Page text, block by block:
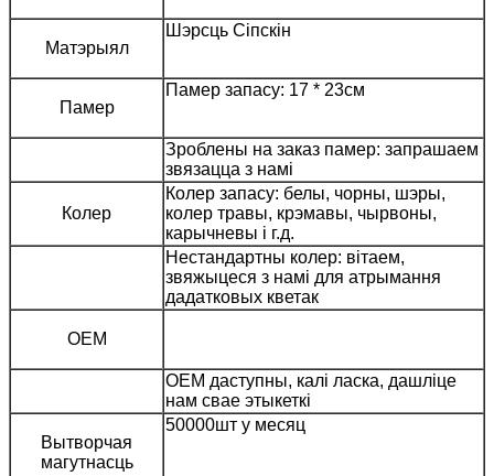
Матэрыял
Шэрсць Сіпскін
Памер
Памер запасу: 17 * 23см
Зроблены на заказ памер: запрашаем
звязацца з намі
Колер
Колер запасу: белы, чорны, шэры,
колер травы, крэмавы, чырвоны,
карычневы і г.д.
Нестандартны колер: вітаем,
звяжыцеся з намі для атрымання
дадатковых кветак
OEM
OEM даступны, калі ласка, дашліце
нам свае этыкеткі
Вытворчая
магутнасць
50000шт у месяц